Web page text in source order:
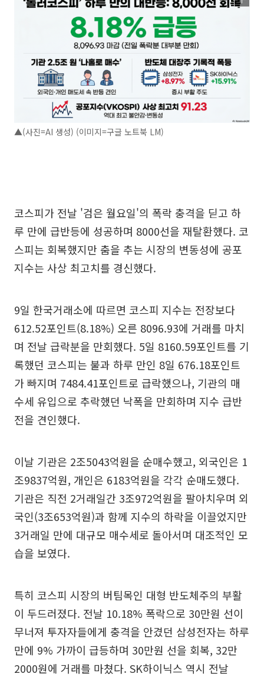
▲(사진=AI 생성) (이미지=구글 노트북 LM)
코스피가 전날 '검은 월요일'의 폭락 충격을 딛고 하
루 만에 급반등에 성공하며 8000선을 재탈환했다. 코
스피는 회복했지만 춤을 추는 시장의 변동성에 공포
지수는 사상 최고치를 경신했다.
9일 한국거래소에 따르면 코스피 지수는 전장보다
612.52포인트(8.18%) 오른 8096.93에 거래를 마치
며 전날 급락분을 만회했다. 5일 8160.59포인트를 기
록했던 코스피는 불과 하루 만인 8일 676.18포인트
가 빠지며 7484.41포인트로 급락했으나, 기관의 매
수세 유입으로 추락했던 낙폭을 만회하며 지수 급반
전을 견인했다.
이날 기관은 2조5043억원을 순매수했고, 외국인은 1
조9837억원, 개인은 6183억원을 각각 순매도했다.
기관은 직전 2거래일간 3조972억원을 팔아치우며 외
국인(3조653억원)과 함께 지수의 하락을 이끌었지만
3거래일 만에 대규모 매수세로 돌아서며 대조적인 모
습을 보였다.
특히 코스피 시장의 버팀목인 대형 반도체주의 부활
이 두드러졌다. 전날 10.18% 폭락으로 30만원 선이
무너져 투자자들에게 충격을 안겼던 삼성전자는 하루
만에 9% 가까이 급등하며 30만원 선을 회복, 32만
2000원에 거래를 마쳤다. SK하이닉스 역시 전날